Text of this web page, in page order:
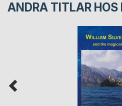
ANDRA TITLAR HOS